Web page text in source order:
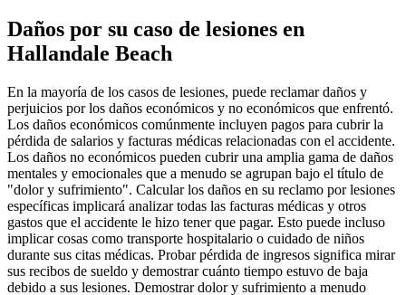
Daños por su caso de lesiones en
Hallandale Beach
En la mayoría de los casos de lesiones, puede reclamar daños y
perjuicios por los daños económicos y no económicos que enfrentó.
Los daños económicos comúnmente incluyen pagos para cubrir la
pérdida de salarios y facturas médicas relacionadas con el accidente.
Los daños no económicos pueden cubrir una amplia gama de daños
mentales y emocionales que a menudo se agrupan bajo el título de
"dolor y sufrimiento". Calcular los daños en su reclamo por lesiones
específicas implicará analizar todas las facturas médicas y otros
gastos que el accidente le hizo tener que pagar. Esto puede incluso
implicar cosas como transporte hospitalario o cuidado de niños
durante sus citas médicas. Probar pérdida de ingresos significa mirar
sus recibos de sueldo y demostrar cuánto tiempo estuvo de baja
debido a sus lesiones. Demostrar dolor y sufrimiento a menudo